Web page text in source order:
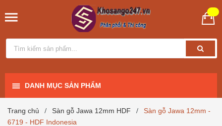
DANH MỤC SẢN PHẨM
Trang chủ / Sàn gỗ Jawa 12mm HDF /
Sàn gỗ Jawa 12mm -
6719 - HDF Indonesia